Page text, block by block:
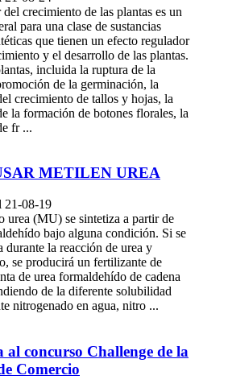
crecimiento de las plantas es un
para una clase de sustancias
que tienen un efecto regulador
y el desarrollo de las plantas.
incluida la ruptura de la
de la germinación, la
crecimiento de tallos y hojas, la
la formación de botones florales, la
fr ...
METILEN UREA
21-08-19
urea (MU) se sintetiza a partir de
bajo alguna condición. Si se
durante la reacción de urea y
se producirá un fertilizante de
de urea formaldehído de cadena
de la diferente solubilidad
nitrogenado en agua, nitro ...
al concurso Challenge de la
Comercio